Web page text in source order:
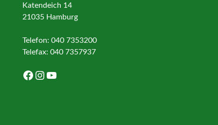
Katendeich 14
21035 Hamburg
Telefon: 040 7353200
Telefax: 040 7357937
Facebook
Instagram
YouTube